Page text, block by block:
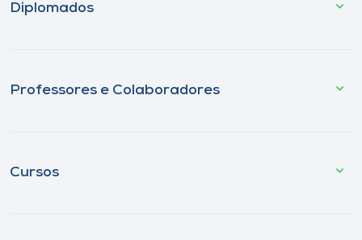
Diplomados
Professores e Colaboradores
Cursos